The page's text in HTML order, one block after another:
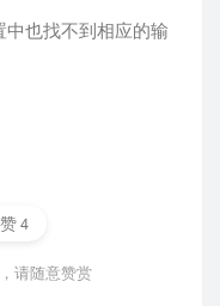
也找不到相应的输
赞4
请随意赞赏